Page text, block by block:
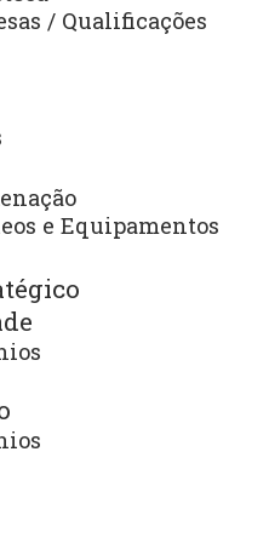
/ Qualificações
e Equipamentos